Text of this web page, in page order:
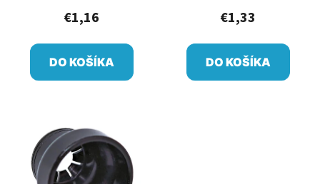
€1,16
DO KOŠÍKA
€1,33
DO KOŠÍKA